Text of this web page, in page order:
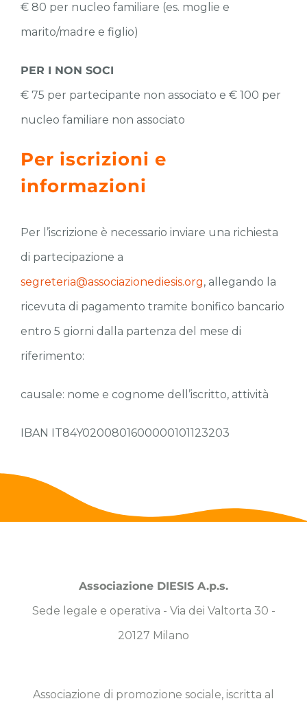
€ 80 per nucleo familiare (es. moglie e
marito/madre e figlio)
PER I NON SOCI
€ 75 per partecipante non associato e € 100 per
nucleo familiare non associato
Per iscrizioni e
informazioni
Per l’iscrizione è necessario inviare una richiesta
di partecipazione a
segreteria@associazionediesis.org, allegando la
ricevuta di pagamento tramite bonifico bancario
entro 5 giorni dalla partenza del mese di
riferimento:
causale: nome e cognome dell’iscritto, attività
IBAN IT84Y0200801600000101123203
Associazione DIESIS A.p.s.
Sede legale e operativa - Via dei Valtorta 30 -
20127 Milano
Associazione di promozione sociale, iscritta al